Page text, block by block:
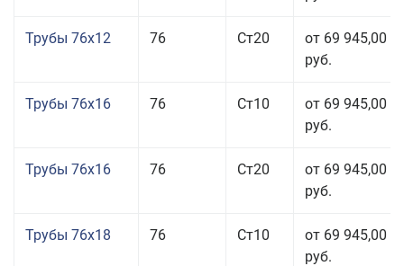
Трубы 76x12 76 Ст20
от 69 945,00
руб.
Трубы 76x16 76 Ст10
от 69 945,00
руб.
Трубы 76x16 76 Ст20
от 69 945,00
руб.
Трубы 76x18 76 Ст10
от 69 945,00
руб.